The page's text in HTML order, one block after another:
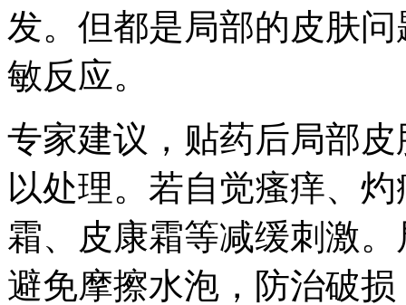
发。但都是局部的皮肤
敏反应。
专家建议，贴药后局部
以处理。若自觉瘙痒、
霜、皮康霜等减缓刺激
避免摩擦水泡，防治破